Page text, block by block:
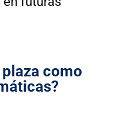
como